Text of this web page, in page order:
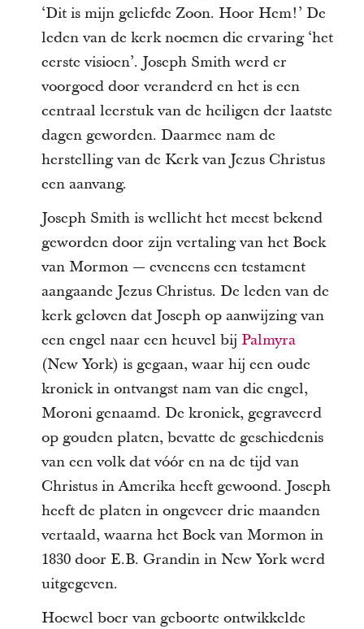
‘Dit is mijn geliefde Zoon. Hoor Hem!’ De
leden van de kerk noemen die ervaring ‘het
eerste visioen’. Joseph Smith werd er
voorgoed door veranderd en het is een
centraal leerstuk van de heiligen der laatste
dagen geworden. Daarmee nam de
herstelling van de Kerk van Jezus Christus
een aanvang.
Joseph Smith is wellicht het meest bekend
geworden door zijn vertaling van het Boek
van Mormon — eveneens een testament
aangaande Jezus Christus. De leden van de
kerk geloven dat Joseph op aanwijzing van
een engel naar een heuvel bij Palmyra
(New York) is gegaan, waar hij een oude
kroniek in ontvangst nam van die engel,
Moroni genaamd. De kroniek, gegraveerd
op gouden platen, bevatte de geschiedenis
van een volk dat vóór en na de tijd van
Christus in Amerika heeft gewoond. Joseph
heeft de platen in ongeveer drie maanden
vertaald, waarna het Boek van Mormon in
1830 door E.B. Grandin in New York werd
uitgegeven.
Hoewel boer van geboorte ontwikkelde